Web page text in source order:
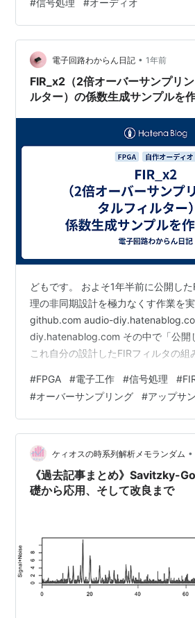
タのVerilogモジュールです。 オーバ
2倍に固定することで、生成したFIR
び替えることなくオ…
#信号処理 #オーディオ
電子回路わからん日記 • 1年前
FIR_x2（2倍オーバーサンプリ
ルター）の係数生成サンプルを
どもです。 およそ1年半前に公開し
理の非同期設計を極力なくす作業を実
github.com audio-
diy.hatenablog.com その中で「公開
これ自分の設計したFIRフィルタの組
式のFIRフィルタ係数データを生成す
ムを追加しました。 このブログでは
て簡単に記したいと思います。 生成
く内容の英語版は、GitHub上にまと
github.c…
#FPGA #電子工作 #信号処理 #
#オーバーサンプリング #アップサ
ケィオスの時系列解析メモランダム •
《過去記事まとめ》Savitzky-
礎から応用、そして改良まで